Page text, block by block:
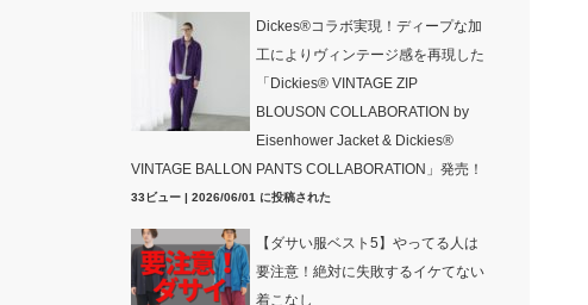
Dickes®コラボ実現！ディープな加
工によりヴィンテージ感を再現した
「Dickies® VINTAGE ZIP
BLOUSON COLLABORATION by
Eisenhower Jacket & Dickies®
VINTAGE BALLON PANTS COLLABORATION」発売！
33ビュー| 2026/06/01 に投稿された
【ダサい服ベスト5】やってる人は
要注意！絶対に失敗するイケてない
着こなし